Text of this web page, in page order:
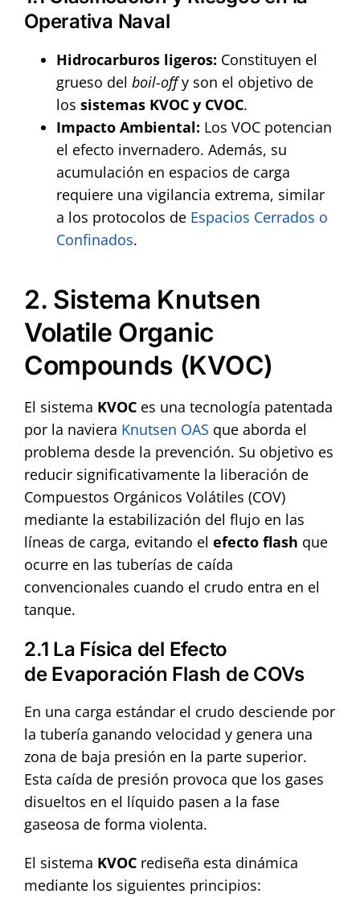
Operativa Naval
Hidrocarburos ligeros: Constituyen el
grueso del boil-offy son el objetivo de
los sistemas KVOC y CVOC.
Impacto Ambiental: Los VOC potencian
el efecto invernadero. Además, su
acumulación en espacios de carga
requiere una vigilancia extrema, similar
a los protocolos de Espacios Cerrados o
Confinados.
2. Sistema Knutsen
Volatile Organic
Compounds (KVOC)
El sistema KVOCes una tecnología patentada
por la naviera Knutsen OAS que aborda el
problema desde la prevención. Su objetivo es
reducir significativamente la liberación de
Compuestos Orgánicos Volátiles (COV)
mediante la estabilización del flujo en las
líneas de carga, evitando el efecto flash que
ocurre en las tuberías de caída
convencionales cuando el crudo entra en el
tanque.
2.1 La Física del Efecto
de Evaporación Flash de COVs
En una carga estándar el crudo desciende por
la tubería ganando velocidad y genera una
zona de baja presión en la parte superior.
Esta caída de presión provoca que los gases
disueltos en el líquido pasen a la fase
gaseosa de forma violenta.
El sistema KVOCrediseña esta dinámica
mediante los siguientes principios: